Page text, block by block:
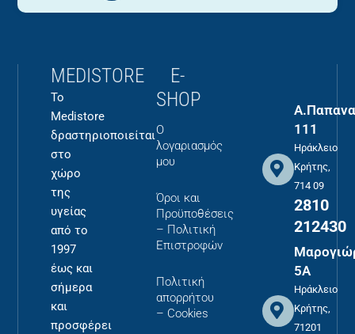
MEDISTORE
Το
Medistore
δραστηριοποιείται
στο
χώρο
της
υγείας
από το
1997
έως και
σήμερα
και
προσφέρει
E-
SHOP
Ο
λογαριασμός
μου
Όροι και
Προϋποθέσεις
– Πολιτική
Επιστροφών
Πολιτική
απορρήτου
– Cookies
111
Ηράκλειο
Κρήτης,
714 09
2810
212430
5Α
Ηράκλειο
Κρήτης,
71201